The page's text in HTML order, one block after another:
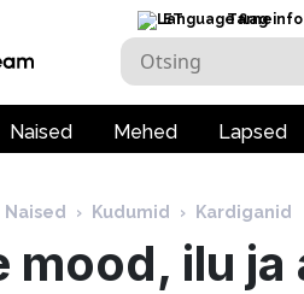
ET Tarneinfo
Naised Mehed Lapsed
Naised › Kudumid › Kardiganid
mood, ilu